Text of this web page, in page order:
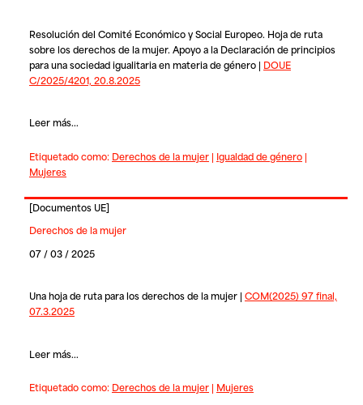
Resolución del Comité Económico y Social Europeo. Hoja de ruta
sobre los derechos de la mujer. Apoyo a la Declaración de principios
para una sociedad igualitaria en materia de género | DOUE
C/2025/4201, 20.8.2025
Leer más...
Etiquetado como: Derechos de la mujer| Igualdad de género|
Mujeres
[Documentos UE]
Derechos de la mujer
07 / 03 / 2025
Una hoja de ruta para los derechos de la mujer | COM(2025) 97 final,
07.3.2025
Leer más...
Etiquetado como: Derechos de la mujer| Mujeres